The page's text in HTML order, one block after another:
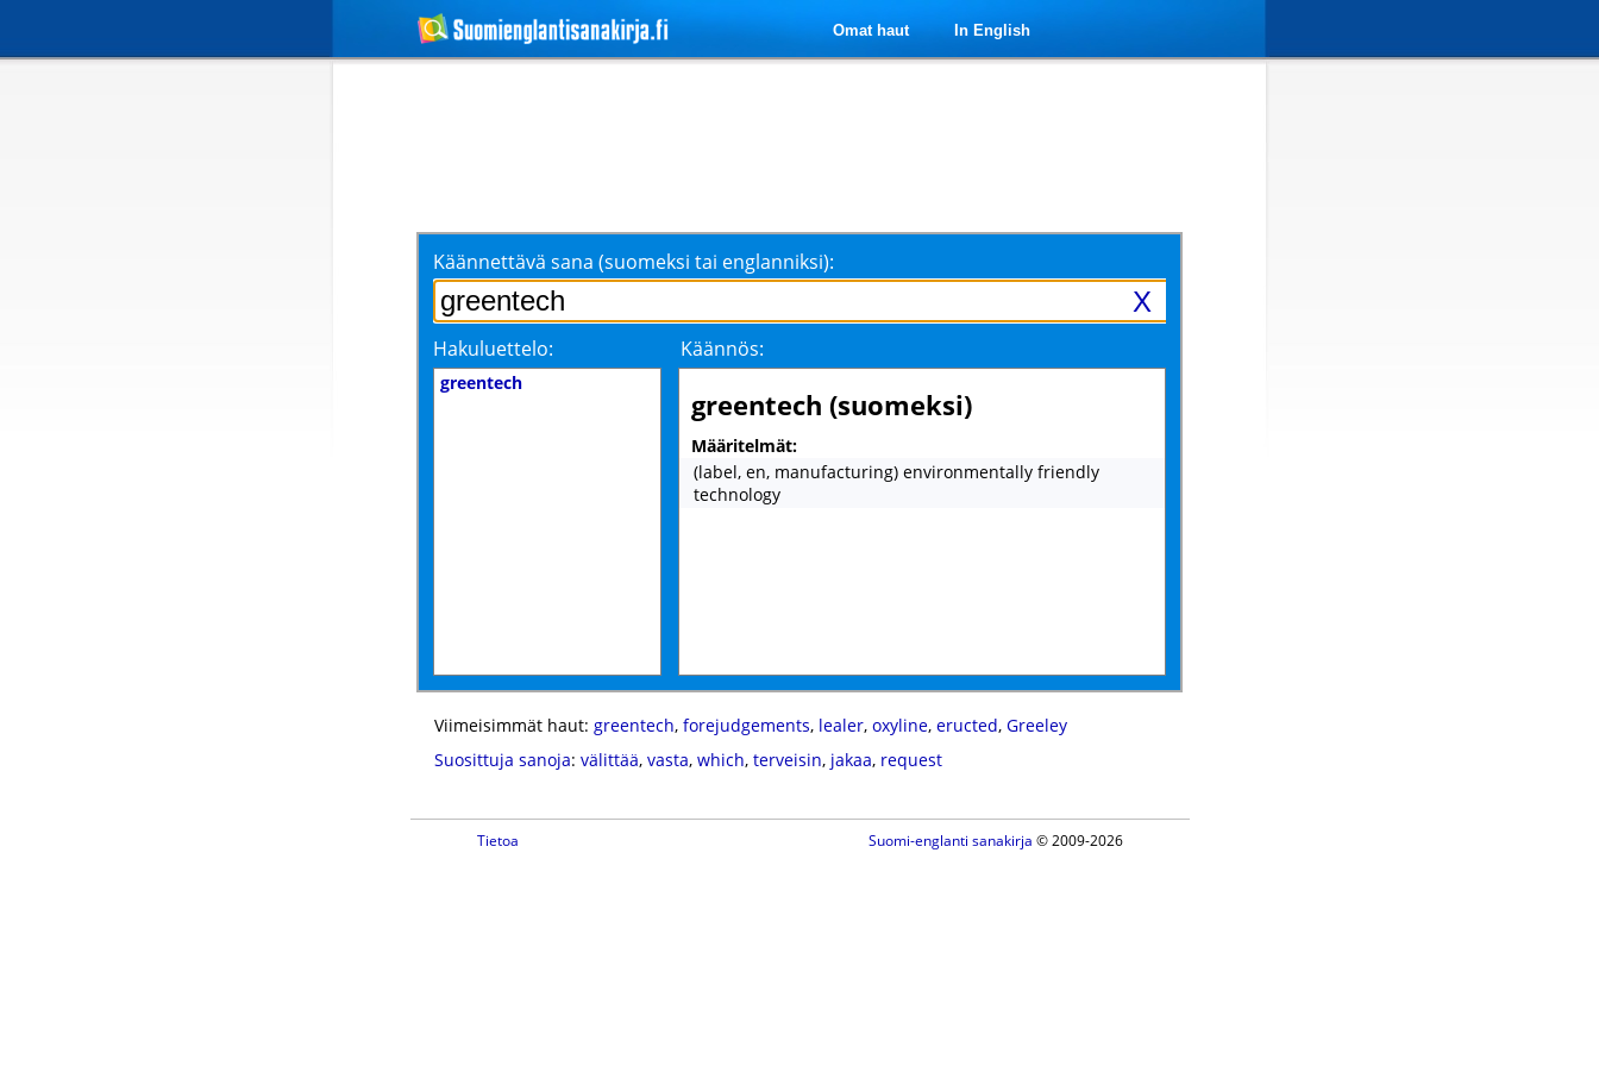
Omat haut In English
Käännettävä sana (suomeksi tai englanniksi):
X
Hakuluettelo: Käännös:
greentech
greentech (suomeksi)
Määritelmät:
(label, en, manufacturing) environmentally friendly
technology
Viimeisimmät haut: greentech, forejudgements, lealer, oxyline, eructed, Greeley
Suosittuja sanoja: välittää, vasta, which, terveisin, jakaa, request
Tietoa Suomi-englanti sanakirja © 2009-2026